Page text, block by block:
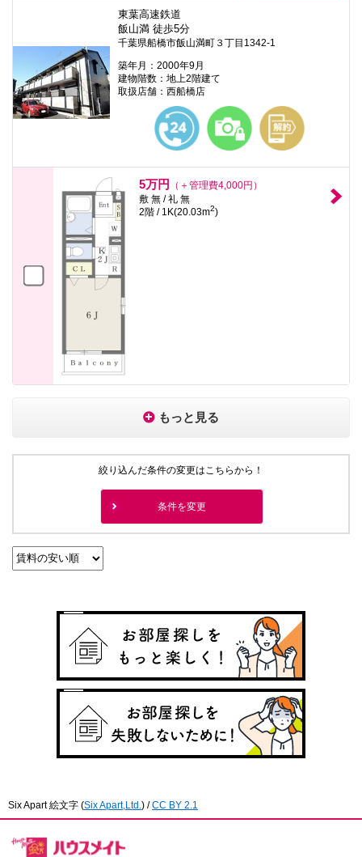
東葉高速鉄道
飯山満 徒歩5分
千葉県船橋市飯山満町３丁目1342-1
築年月：2000年9月
建物階数：地上2階建て
取扱店舗：西船橋店
5万円
（＋管理費4,000円）
敷 無 / 礼 無
2階 / 1K(20.03m2)
もっと見る
絞り込んだ条件の変更はこちらから！
条件を変更
Six Apart 絵文字 (Six Apart,Ltd. ) /CC BY 2.1